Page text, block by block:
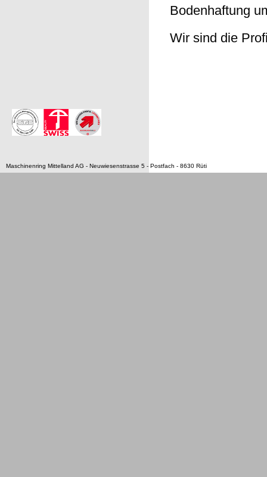
Bodenhaftung
Wir sind die
Maschinenring Mittelland AG - Neuwiesenstrasse 5 - Postfach - 8630 Rüti